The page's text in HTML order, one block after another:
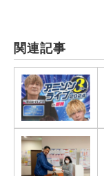
関連記事